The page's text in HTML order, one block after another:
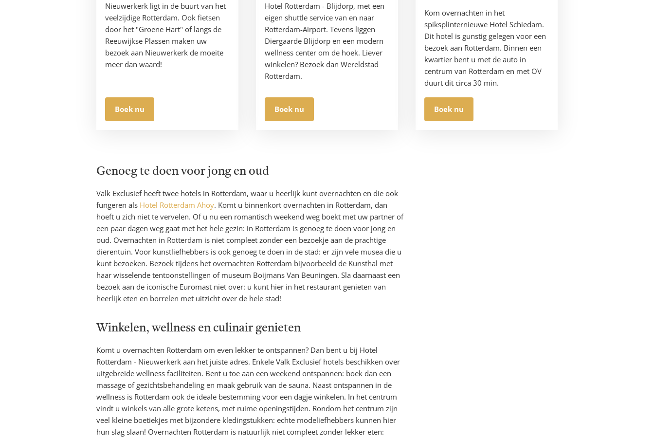
Nieuwerkerk ligt in de buurt van het
veelzijdige Rotterdam. Ook fietsen
door het "Groene Hart" of langs de
Reeuwijkse Plassen maken uw
bezoek aan Nieuwerkerk de moeite
meer dan waard!
Boek nu
Hotel Rotterdam - Blijdorp, met een
eigen shuttle service van en naar
Rotterdam-Airport. Tevens liggen
Diergaarde Blijdorp en een modern
wellness center om de hoek. Liever
winkelen? Bezoek dan Wereldstad
Rotterdam.
Boek nu
Kom overnachten in het
spiksplinternieuwe Hotel Schiedam.
Dit hotel is gunstig gelegen voor een
bezoek aan Rotterdam. Binnen een
kwartier bent u met de auto in
centrum van Rotterdam en met OV
duurt dit circa 30 min.
Boek nu
Genoeg te doen voor jong en oud
Valk Exclusief heeft twee hotels in Rotterdam, waar u heerlijk kunt overnachten en die ook
fungeren als Hotel Rotterdam Ahoy. Komt u binnenkort overnachten in Rotterdam, dan
hoeft u zich niet te vervelen. Of u nu een romantisch weekend weg boekt met uw partner of
een paar dagen weg gaat met het hele gezin: in Rotterdam is genoeg te doen voor jong en
oud. Overnachten in Rotterdam is niet compleet zonder een bezoekje aan de prachtige
dierentuin. Voor kunstliefhebbers is ook genoeg te doen in de stad: er zijn vele musea die u
kunt bezoeken. Bezoek tijdens het overnachten Rotterdam bijvoorbeeld de Kunsthal met
haar wisselende tentoonstellingen of museum Boijmans Van Beuningen. Sla daarnaast een
bezoek aan de iconische Euromast niet over: u kunt hier in het restaurant genieten van
heerlijk eten en borrelen met uitzicht over de hele stad!
Winkelen, wellness en culinair genieten
Komt u overnachten Rotterdam om even lekker te ontspannen? Dan bent u bij Hotel
Rotterdam - Nieuwerkerk aan het juiste adres. Enkele Valk Exclusief hotels beschikken over
uitgebreide wellness faciliteiten. Bent u toe aan een weekend ontspannen: boek dan een
massage of gezichtsbehandeling en maak gebruik van de sauna. Naast ontspannen in de
wellness is Rotterdam ook de ideale bestemming voor een dagje winkelen. In het centrum
vindt u winkels van alle grote ketens, met ruime openingstijden. Rondom het centrum zijn
veel kleine boetiekjes met bijzondere kledingstukken: echte modeliefhebbers kunnen hier
hun slag slaan! Overnachten Rotterdam is natuurlijk niet compleet zonder lekker eten: